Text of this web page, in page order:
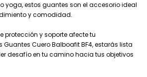
yoga, estos guantes son el accesorio ideal
y comodidad.
protección y soporte afecte tu
Guantes Cuero Balboafit BF4, estarás lista
desafío en tu camino hacia tus objetivos